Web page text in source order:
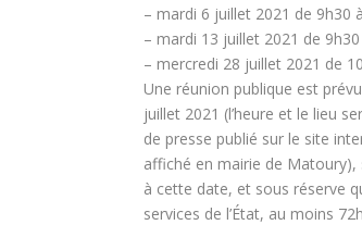
– mardi 6 juillet 2021 de 9h30
– mardi 13 juillet 2021 de
– mercredi 28 juillet 2021 de
Une réunion publique est
juillet 2021 (l’heure et le lieu
de presse publié sur le site
affiché en mairie de
à cette date, et sous réserve
services de l’État, au moins